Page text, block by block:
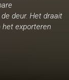
deur. Het draait
het exporteren